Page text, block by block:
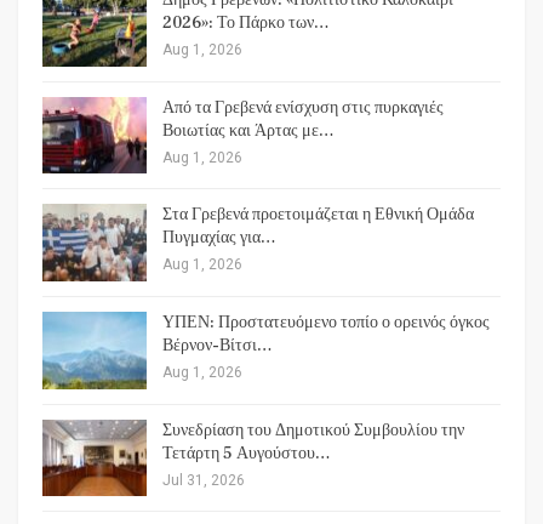
2026»: Το Πάρκο των…
Aug 1, 2026
Από τα Γρεβενά ενίσχυση στις πυρκαγιές
Βοιωτίας και Άρτας με…
Aug 1, 2026
Στα Γρεβενά προετοιμάζεται η Εθνική Ομάδα
Πυγμαχίας για…
Aug 1, 2026
ΥΠΕΝ: Προστατευόμενο τοπίο ο ορεινός όγκος
Βέρνον-Βίτσι…
Aug 1, 2026
Συνεδρίαση του Δημοτικού Συμβουλίου την
Τετάρτη 5 Αυγούστου…
Jul 31, 2026